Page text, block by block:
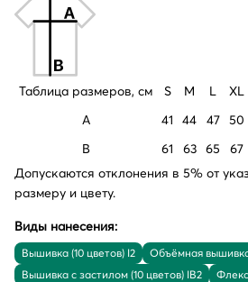
Таблица размеров, см S M L XL
A
41 44 47 50
B
61 63 65 67
Допускаются отклонения в 5% от
размеру и цвету.
Виды нанесения:
Вышивка (10 цветов) I2
Объёмная вышивка
Вышивка с застилом (10 цветов) IB2
Флекс